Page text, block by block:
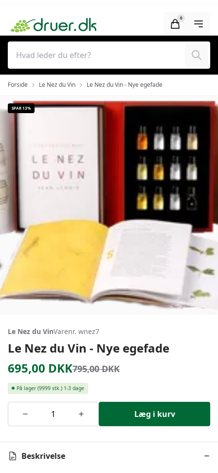
Søg
0
Forside Le Nez du Vin Le Nez du Vin - Nye egefade
SPAR 13%
Le Nez du VinVarenr. wnez7
Le Nez du Vin - Nye egefade
695,00 DKK795,00DKK
På lager (9999 stk.) 1-3 dage
Læg i kurv
Beskrivelse